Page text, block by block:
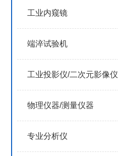
工业内窥镜
端淬试验机
工业投影仪/二次元影像仪
物理仪器/测量仪器
专业分析仪